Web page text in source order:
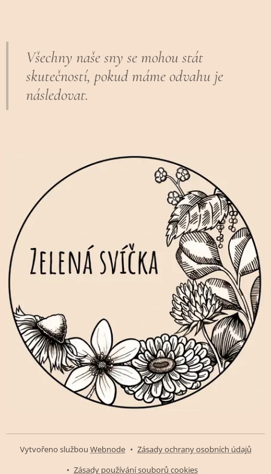
Všechny naše sny se mohou stát
skutečností, pokud máme odvahu je
následovat.
Vytvořeno službou Webnode
Zásady ochrany osobních údajů
Zásady používání souborů cookies